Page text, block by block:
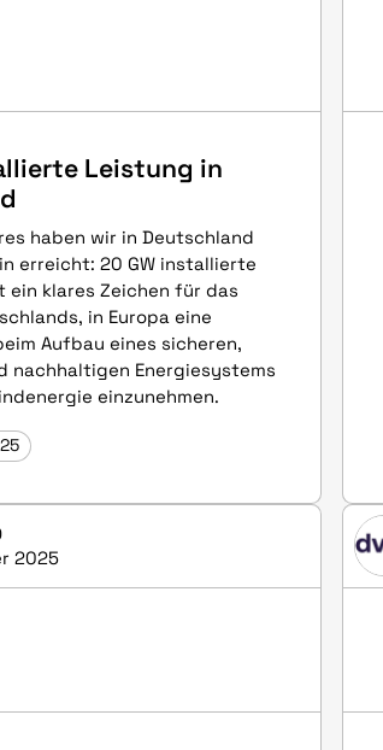
Leistung in
haben wir in Deutschland
erreicht: 20 GW installierte
ein klares Zeichen für das
in Europa eine
Aufbau eines sicheren,
nachhaltigen Energiesystems
einzunehmen.
2025